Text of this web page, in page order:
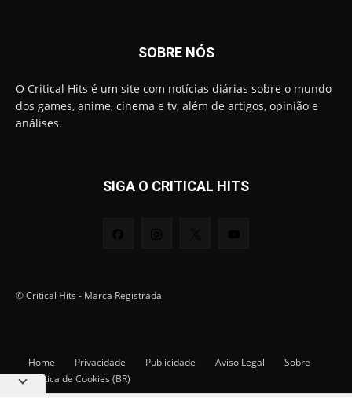
SOBRE NÓS
O Critical Hits é um site com notícias diárias sobre o mundo
dos games, anime, cinema e tv, além de artigos, opinião e
análises.
SIGA O CRITICAL HITS
© Critical Hits - Marca Registrada
Home Privacidade Publicidade Aviso Legal
Sobre
Política de Cookies (BR)